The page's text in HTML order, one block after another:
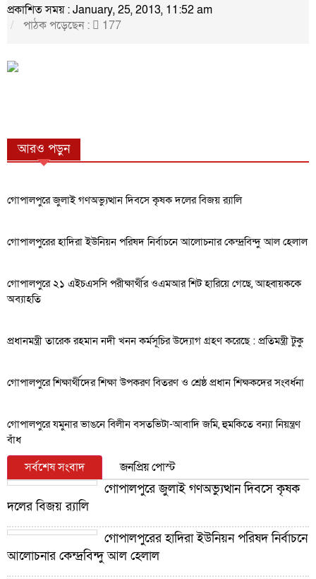
প্রকাশিত সময় : January, 25, 2013, 11:52 am
পাঠক পড়েছেন :
177
আরও পড়ুন
গোপালপুরে জুলাই গণঅভ্যুত্থান দিবসে কৃষক দলের বিজয় র‍্যালি
গোপালপুরের হাদিরা ইউনিয়ন পরিষদ নির্বাচনে আলোচনার কেন্দ্রবিন্দু আল হেলাল
গোপালপুরে ২১ এইচএসসি পরীক্ষার্থীর ওএমআর শিট হারিয়ে গেছে, আহ্বায়ককে
অব্যাহতি
প্রধানমন্ত্রী তারেক রহমান নদী খনন কর্মসূচির উদ্যোগ গ্রহণ করেছে : প্রতিমন্ত্রী টুকু
গোপালপুরে শিক্ষার্থীদের শিক্ষা উপকরণ বিতরণ ও শ্রেষ্ঠ প্রধান শিক্ষকদের সংবর্ধনা
গোপালপুরে যমুনার ভাঙনে বিলীন বসতভিটা-আবাদি জমি, হুমকিতে বন্যা নিয়ন্ত্রণ
বাঁধ
সর্বশেষ সংবাদ জনপ্রিয় পোস্ট
গোপালপুরে জুলাই গণঅভ্যুত্থান দিবসে কৃষক
দলের বিজয় র‍্যালি
গোপালপুরের হাদিরা ইউনিয়ন পরিষদ নির্বাচনে
আলোচনার কেন্দ্রবিন্দু আল হেলাল